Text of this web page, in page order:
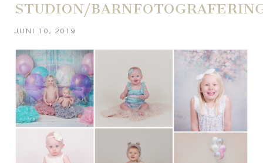
POST COMMENT
STUDION/
JUNI 10, 2019